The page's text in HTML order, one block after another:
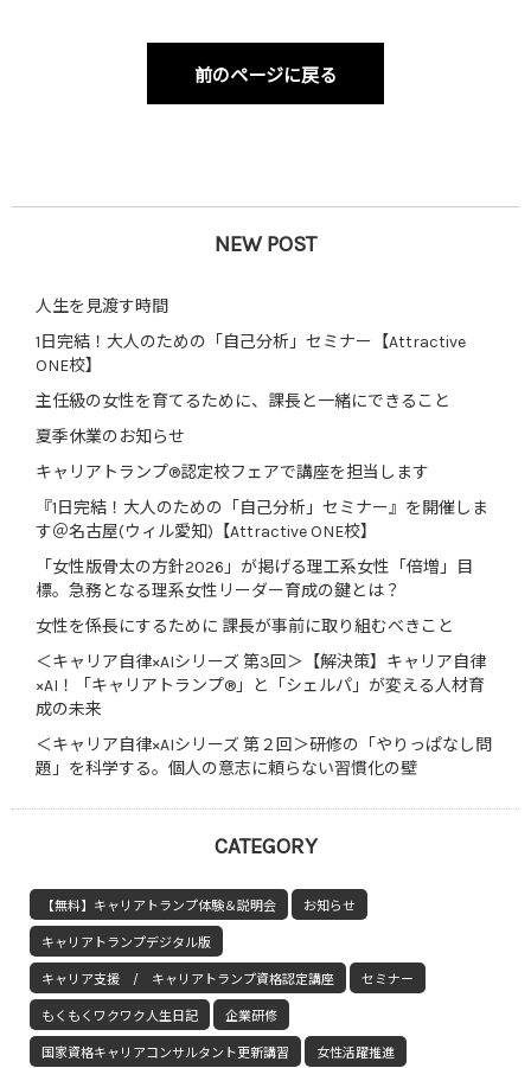
前のページに戻る
NEW POST
人生を見渡す時間
1日完結！大人のための「自己分析」セミナー【Attractive
ONE校】
主任級の女性を育てるために、課長と一緒にできること
夏季休業のお知らせ
キャリアトランプ®認定校フェアで講座を担当します
『1日完結！大人のための「自己分析」セミナー』を開催しま
す＠名古屋(ウィル愛知)【Attractive ONE校】
「女性版骨太の方針2026」が掲げる理工系女性「倍増」目
標。急務となる理系女性リーダー育成の鍵とは？
女性を係長にするために 課長が事前に取り組むべきこと
＜キャリア自律×AIシリーズ 第3回＞【解決策】キャリア自律
×AI！「キャリアトランプ®」と「シェルパ」が変える人材育
成の未来
＜キャリア自律×AIシリーズ 第２回＞研修の「やりっぱなし問
題」を科学する。個人の意志に頼らない習慣化の壁
CATEGORY
【無料】キャリアトランプ体験＆説明会 お知らせ
キャリアトランプデジタル版
キャリア支援 / キャリアトランプ資格認定講座 セミナー
もくもくワクワク人生日記 企業研修
国家資格キャリアコンサルタント更新講習 女性活躍推進